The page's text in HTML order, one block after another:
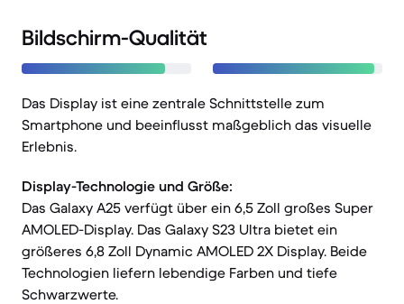
Bildschirm-Qualität
Das Display ist eine zentrale Schnittstelle zum
Smartphone und beeinflusst maßgeblich das visuelle
Erlebnis.
Display-Technologie und Größe:
Das Galaxy A25 verfügt über ein 6,5 Zoll großes Super
AMOLED-Display. Das Galaxy S23 Ultra bietet ein
größeres 6,8 Zoll Dynamic AMOLED 2X Display. Beide
Technologien liefern lebendige Farben und tiefe
Schwarzwerte.